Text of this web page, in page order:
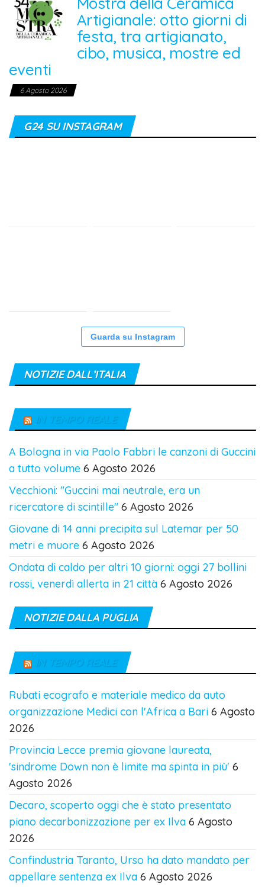
Artigianale: otto giorni di
festa, tra artigianato,
cibo, musica, mostre ed
eventi
6 Agosto 2026
G24 SU INSTAGRAM
Guarda su Instagram
NOTIZIE DALL’ITALIA
IN TEMPO REALE
A Bologna in via Paolo Fabbri le canzoni di Guccini
a tutto volume 6 Agosto 2026
Vecchioni: "Guccini mai neutrale, era un
ricercatore di scintille" 6 Agosto 2026
Giovane di 14 anni precipita sul Latemar per 50
metri e muore 6 Agosto 2026
Ondata di caldo per altri 10 giorni: oggi 27 bollini
rossi, venerdì allerta in 21 città 6 Agosto 2026
NOTIZIE DALLA PUGLIA
IN TEMPO REALE
Rubati ecografo e materiale medico da auto
organizzazione Medici con l'Africa a Bari 6 Agosto
2026
Provincia Lecce premia giovane laureata,
'sindrome Down non è limite ma spinta in più' 6
Agosto 2026
Decaro, scoperto oggi che è stato presentato
piano decarbonizzazione per ex Ilva 6 Agosto
2026
Confindustria Taranto, Urso ha dato mandato per
appellare sentenza ex Ilva 6 Agosto 2026